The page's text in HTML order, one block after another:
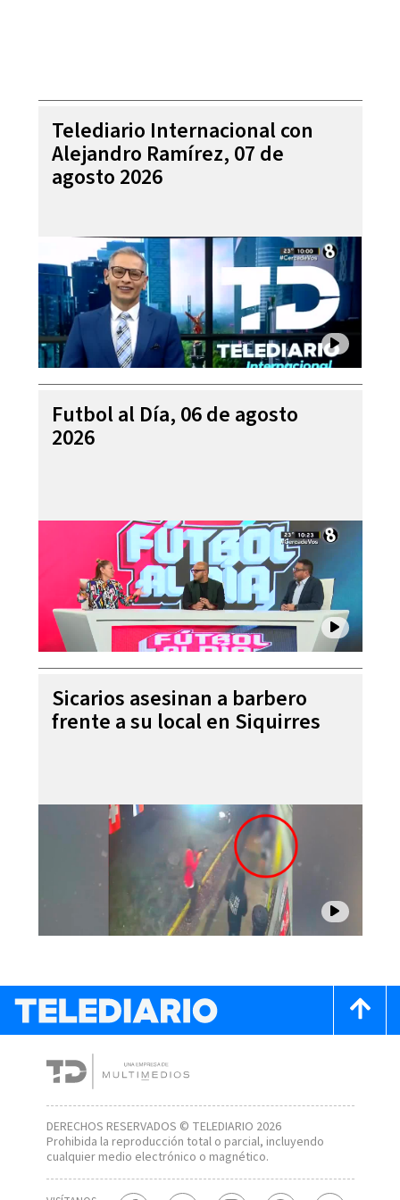
Telediario Internacional con
Alejandro Ramírez, 07 de
agosto 2026
Futbol al Día, 06 de agosto
2026
Sicarios asesinan a barbero
frente a su local en Siquirres
DERECHOS RESERVADOS © TELEDIARIO 2026
Prohibida la reproducción total o parcial, incluyendo
cualquier medio electrónico o magnético.